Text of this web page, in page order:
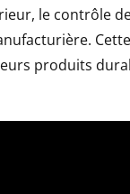
le contrôle
produits